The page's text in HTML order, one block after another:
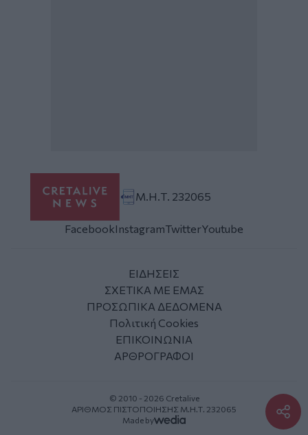
Μ.Η.Τ. 232065
FacebookInstagramTwitterYoutube
ΕΙΔΗΣΕΙΣ
ΣΧΕΤΙΚΑ ΜΕ ΕΜΑΣ
ΠΡΟΣΩΠΙΚΑ ΔΕΔΟΜΕΝΑ
Πολιτική Cookies
ΕΠΙΚΟΙΝΩΝΙΑ
ΑΡΘΡΟΓΡΑΦΟΙ
© 2010 - 2026 Cretalive
ΑΡΙΘΜΟΣ ΠΙΣΤΟΠΟΙΗΣΗΣ Μ.Η.Τ. 232065
Made by